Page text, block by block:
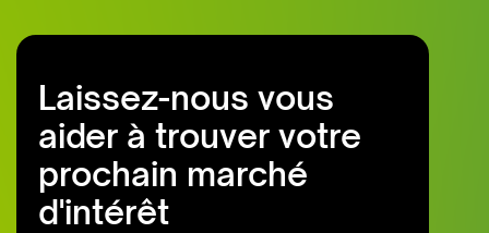
Laissez-nous vous
aider à trouver votre
prochain marché
d'intérêt